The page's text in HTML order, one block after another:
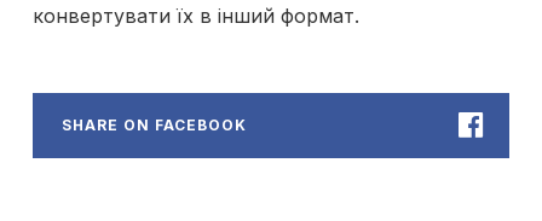
конвертувати їх в інший формат.
SHARE ON FACEBOOK